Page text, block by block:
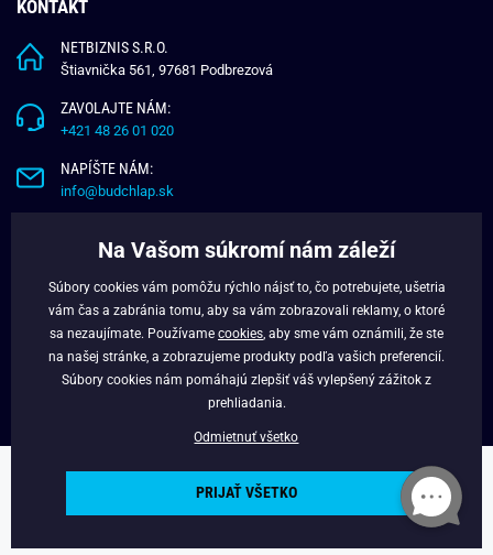
KONTAKT
NETBIZNIS S.R.O.
Štiavnička 561, 97681 Podbrezová
ZAVOLAJTE NÁM:
+421 48 26 01 020
NAPÍŠTE NÁM:
info@budchlap.sk
VERNOSTNÝ PROGRAM
FACEBOOK
Copyright © 2025 - Budchlap.sk Všetky práva vyhradené. webdesign ©
litvanyi.sk
Na Vašom súkromí nám záleží
Súbory cookies vám pomôžu rýchlo nájsť to, čo potrebujete, ušetria
vám čas a zabránia tomu, aby sa vám zobrazovali reklamy, o ktoré
sa nezaujímate. Používame cookies , aby sme vám oznámili, že ste
na našej stránke, a zobrazujeme produkty podľa vašich preferencií.
Súbory cookies nám pomáhajú zlepšiť váš vylepšený zážitok z
prehliadania.
Odmietnuť všetko
PRIJAŤ VŠETKO